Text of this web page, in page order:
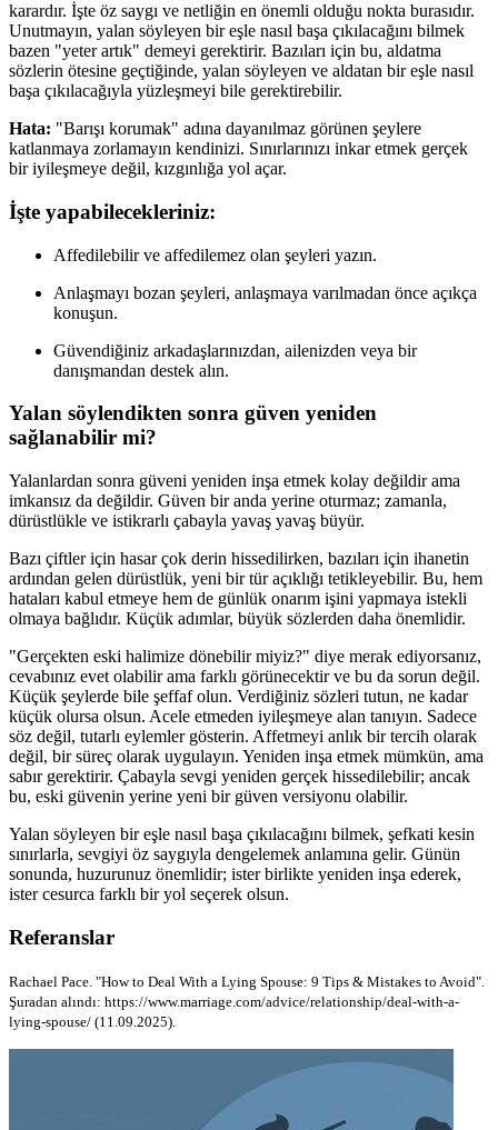
karardır. İşte öz saygı ve netliğin en önemli olduğu nokta burasıdır.
Unutmayın, yalan söyleyen bir eşle nasıl başa çıkılacağını bilmek
bazen "yeter artık" demeyi gerektirir. Bazıları için bu, aldatma
sözlerin ötesine geçtiğinde, yalan söyleyen ve aldatan bir eşle nasıl
başa çıkılacağıyla yüzleşmeyi bile gerektirebilir.
Hata: "Barışı korumak" adına dayanılmaz görünen şeylere
katlanmaya zorlamayın kendinizi. Sınırlarınızı inkar etmek gerçek
bir iyileşmeye değil, kızgınlığa yol açar.
İşte yapabilecekleriniz:
Affedilebilir ve affedilemez olan şeyleri yazın.
Anlaşmayı bozan şeyleri, anlaşmaya varılmadan önce açıkça
konuşun.
Güvendiğiniz arkadaşlarınızdan, ailenizden veya bir
danışmandan destek alın.
Yalan söylendikten sonra güven yeniden
sağlanabilir mi?
Yalanlardan sonra güveni yeniden inşa etmek kolay değildir ama
imkansız da değildir. Güven bir anda yerine oturmaz; zamanla,
dürüstlükle ve istikrarlı çabayla yavaş yavaş büyür.
Bazı çiftler için hasar çok derin hissedilirken, bazıları için ihanetin
ardından gelen dürüstlük, yeni bir tür açıklığı tetikleyebilir. Bu, hem
hataları kabul etmeye hem de günlük onarım işini yapmaya istekli
olmaya bağlıdır. Küçük adımlar, büyük sözlerden daha önemlidir.
"Gerçekten eski halimize dönebilir miyiz?" diye merak ediyorsanız,
cevabınız evet olabilir ama farklı görünecektir ve bu da sorun değil.
Küçük şeylerde bile şeffaf olun. Verdiğiniz sözleri tutun, ne kadar
küçük olursa olsun. Acele etmeden iyileşmeye alan tanıyın. Sadece
söz değil, tutarlı eylemler gösterin. Affetmeyi anlık bir tercih olarak
değil, bir süreç olarak uygulayın. Yeniden inşa etmek mümkün, ama
sabır gerektirir. Çabayla sevgi yeniden gerçek hissedilebilir; ancak
bu, eski güvenin yerine yeni bir güven versiyonu olabilir.
Yalan söyleyen bir eşle nasıl başa çıkılacağını bilmek, şefkati kesin
sınırlarla, sevgiyi öz saygıyla dengelemek anlamına gelir. Günün
sonunda, huzurunuz önemlidir; ister birlikte yeniden inşa ederek,
ister cesurca farklı bir yol seçerek olsun.
Referanslar
Rachael Pace. "How to Deal With a Lying Spouse: 9 Tips & Mistakes to Avoid".
Şuradan alındı: https://www.marriage.com/advice/relationship/deal-with-a-
lying-spouse/ (11.09.2025).